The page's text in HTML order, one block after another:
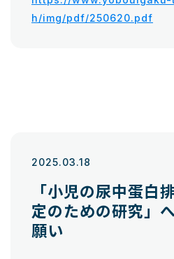
h/img/pdf/250620.pdf
2025.03.18
「小児の尿中蛋白
定のための研究」
願い